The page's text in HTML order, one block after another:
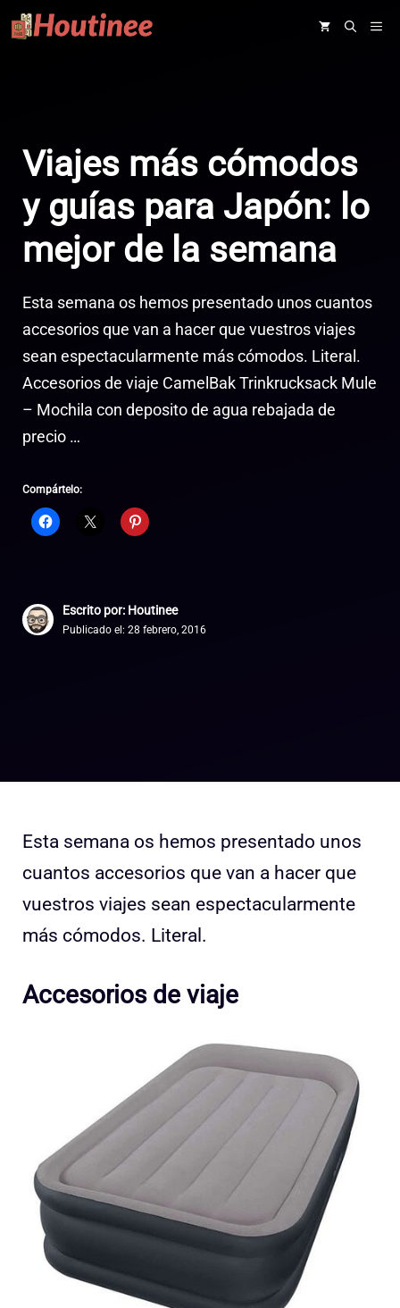
Saltar
al
Viajes más cómodos
y guías para Japón: lo
mejor de la semana
Esta semana os hemos presentado unos cuantos
accesorios que van a hacer que vuestros viajes
sean espectacularmente más cómodos. Literal.
Accesorios de viaje CamelBak Trinkrucksack Mule
– Mochila con deposito de agua rebajada de
precio …
Compártelo:
Escrito por: Houtinee
Publicado el: 28 febrero, 2016
Esta semana os hemos presentado unos
cuantos accesorios que van a hacer que
vuestros viajes sean espectacularmente
más cómodos. Literal.
Accesorios de viaje